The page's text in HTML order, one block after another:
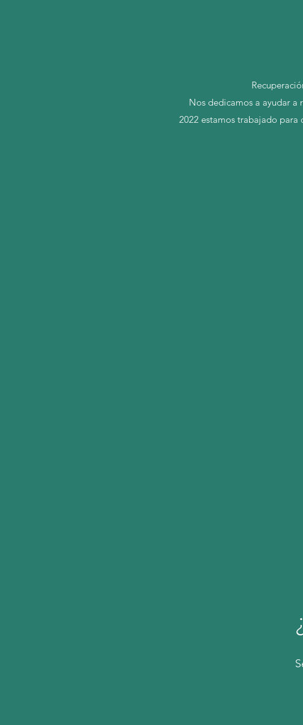
Nos dedicamos a ayudar a
2022 estamos trabajado para